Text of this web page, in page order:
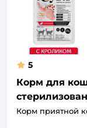
5
Корм для
Корм приятной